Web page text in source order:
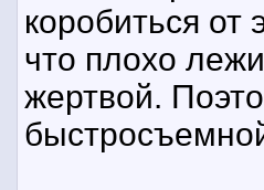
коробиться от
что плохо
жертвой.